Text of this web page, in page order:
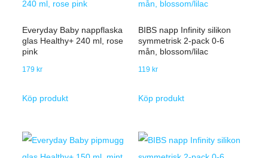
Everyday Baby nappflaska
glas Healthy+ 240 ml, rose
pink
179 kr
Köp produkt
BIBS napp Infinity silikon
symmetrisk 2-pack 0-6
mån, blossom/lilac
119 kr
Köp produkt